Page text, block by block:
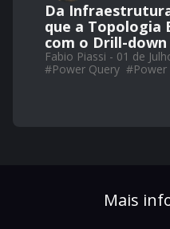
Da
que a Topologia
com o Drill-down
Fabio Piassi - 01 de
#Power Query #Power
Mais